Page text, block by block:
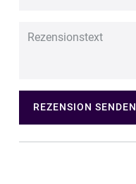
REZENSION SENDEN